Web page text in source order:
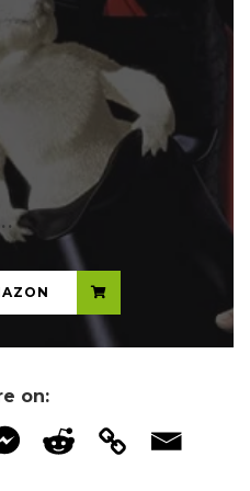
on: